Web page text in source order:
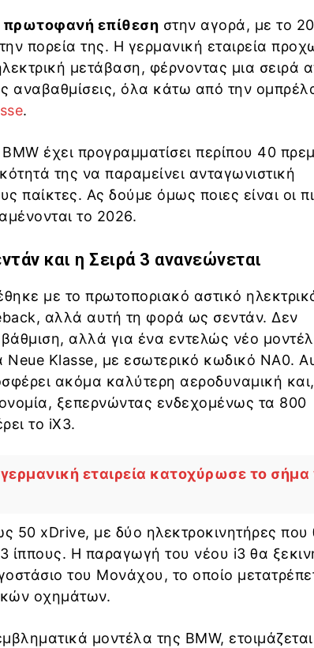
πρωτοφανή επίθεση στην αγορά, με το
πορεία της. Η γερμανική εταιρεία
μετάβαση, φέρνοντας μια σειρά
αναβαθμίσεις, όλα κάτω από την
.
έχει προγραμματίσει περίπου 40
της να παραμείνει ανταγωνιστική
παίκτες. Ας δούμε όμως ποιες είναι οι
το 2026.
και ηΣειρά 3 ανανεώνεται
με το πρωτοποριακό αστικό
αλλά αυτή τη φορά ως σεντάν. Δεν
αλλά για ένα εντελώς νέο
Klasse, με εσωτερικό κωδικό NA0.
ακόμα καλύτερη αεροδυναμική και,
ξεπερνώντας ενδεχομένως τα 800
το iX3.
εταιρεία κατοχύρωσε το σήμα
50 xDrive, με δύο ηλεκτροκινητήρες που
ίππους. Η παραγωγή του νέου i3 θα
του Μονάχου, το οποίο
οχημάτων.
μοντέλα της BMW,